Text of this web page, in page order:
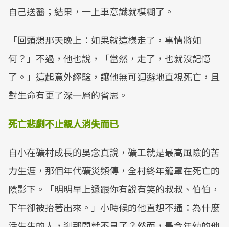
自己送醫；結果，一上車意識就模糊了。
「回頭想那天晚上：如果就這樣走了，事情將如
何？」不過，他也說，「當然，走了，也就沒記憶
了。」這起意外經驗，讓他無可迴避地直視死亡，且
對生命有更了深一層的省思。
死亡悲劇不止親人消失而已
自小在礦村成長的吳念真說，礦工就是最高風險的苦
力生涯，那個年代礦災頻傳，全村終年籠罩在死亡的
陰影下。「明明早上還跟你有說有笑的叔叔、伯伯，
下午卻被抬著出來。」小時候的他直想不通：為什麼